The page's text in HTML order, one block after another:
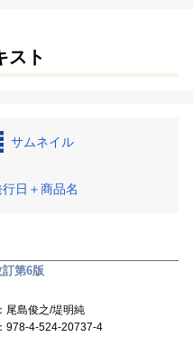
スト
サムネイル
行日＋商品名
訂第6版
：尾島俊之/堤明純
：978-4-524-20737-4